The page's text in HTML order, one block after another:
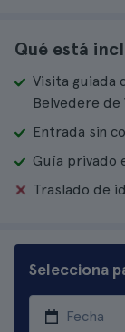
Qué está
Visita guiada
Belvedere de
Entrada sin
Guía privado
Traslado de
Selecciona